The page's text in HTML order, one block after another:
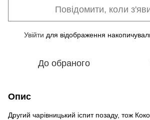
Повідомити, коли
Увійти для відображення
До обраного
Опис
Другий чарівницький іспит позаду, тож